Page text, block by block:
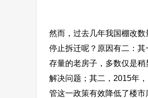
然而，过去几年我国棚改
停止拆迁呢？原因有二：
存量的老房子，多数仅是
解决问题；其二，2015年
管这一政策有效降低了楼